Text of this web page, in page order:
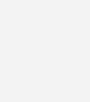
die die